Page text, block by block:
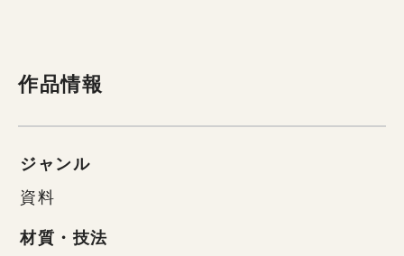
作品情報
ジャンル
資料
材質・技法